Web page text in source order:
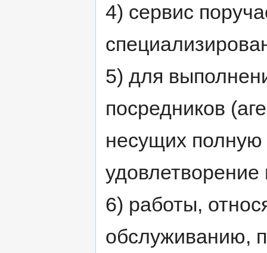
4) сервис
5) для
посредников
несущих полную
удовлетворение
6) работы,
обслуживанию,